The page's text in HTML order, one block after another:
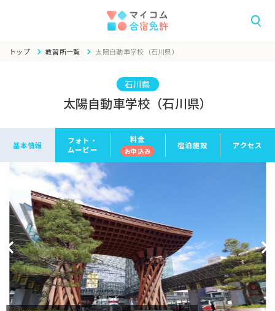
トップ 教習所一覧 太陽自動車学校（石川県）
石川県
太陽自動車学校（石川県）
基本情報
フォト・
ムービー
料金
お申込み
宿泊施設 アクセス